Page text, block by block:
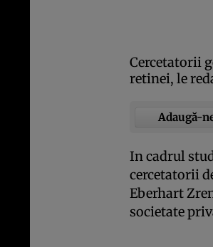
Cercetatorii
retinei, le
Adaugă-
In cadrul
cercetatorii
Eberhart
societate